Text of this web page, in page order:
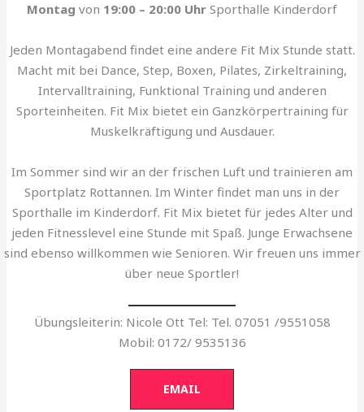
Montag von 19:00 – 20:00 Uhr Sporthalle Kinderdorf
Jeden Montagabend findet eine andere Fit Mix Stunde statt.
Macht mit bei Dance, Step, Boxen, Pilates, Zirkeltraining,
Intervalltraining, Funktional Training und anderen
Sporteinheiten. Fit Mix bietet ein Ganzkörpertraining für
Muskelkräftigung und Ausdauer.
Im Sommer sind wir an der frischen Luft und trainieren am
Sportplatz Rottannen. Im Winter findet man uns in der
Sporthalle im Kinderdorf. Fit Mix bietet für jedes Alter und
jeden Fitnesslevel eine Stunde mit Spaß. Junge Erwachsene
sind ebenso willkommen wie Senioren. Wir freuen uns immer
über neue Sportler!
Übungsleiterin: Nicole Ott Tel: Tel. 07051 /9551058
Mobil: 0172/ 9535136
EMAIL